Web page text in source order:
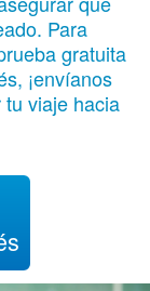
Para
gratuita
¡envíanos
viaje hacia